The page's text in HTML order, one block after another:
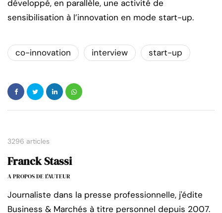
développé, en parallèle, une activité de
sensibilisation à l’innovation en mode start-up.
co-innovation interview start-up
3296 articles
Franck Stassi
A PROPOS DE L'AUTEUR
Journaliste dans la presse professionnelle, j'édite
Business & Marchés à titre personnel depuis 2007.